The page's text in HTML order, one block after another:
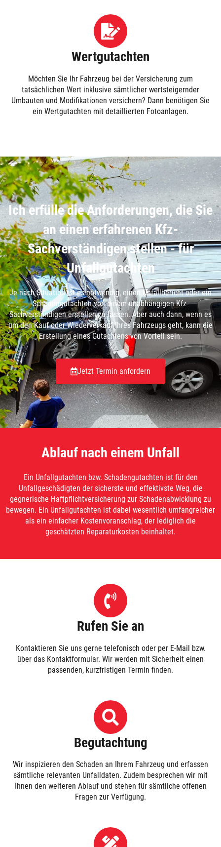
Wertgutachten
Möchten Sie Ihr Fahrzeug bei der Versicherung zum
tatsächlichen Wert inklusive sämtlicher wertsteigernder
Umbauten und Modifikationen versichern? Dann benötigen Sie
ein Wertgutachten mit detaillierten Fotoanlagen.
Ich erfülle die Anforderungen, die Sie
an einen erfahrenen Kfz-
Sachverständigen stellen - für
Unfallgutachten
Je nach Situation ist es notwendig, einen Unfallbericht oder ein
Schadengutachten von einem unabhängigen Kfz-
Sachverständigen erstellen zu lassen. Aber auch dann, wenn es
um den Kauf oder Wiederverkauf Ihres Fahrzeugs geht, kann die
Erstellung eines Gutachtens von Vorteil sein.
Jetzt Termin anfordern
Ablauf nach einem Unfall
Ein Unfallgutachten bzw. Schadengutachten ist für den
Unfallgeschädigten der sicherste und effektivste Weg, die
gegnerische Haftpflichtversicherung zur Schadenabwicklung zu
bewegen. Ein Unfallgutachten ist dabei wesentlich umfangreicher
als ein einfacher Kostenvoranschlag, der lediglich die
geschätzten Reparaturkosten beinhaltet.
Rufen Sie an
Kontaktieren Sie uns gerne telefonisch oder per E-Mail bzw.
über das Kontaktformular. Wir werden mit Sicherheit einen
passenden, kurzfristigen Termin finden.
Begutachtung
Wir inspizieren den Schaden an Ihrem Fahrzeug und erfassen
sämtliche relevanten Unfalldaten. Zudem besprechen wir mit
Ihnen den weiteren Ablauf und stehen für sämtliche offenen
Fragen zur Verfügung.